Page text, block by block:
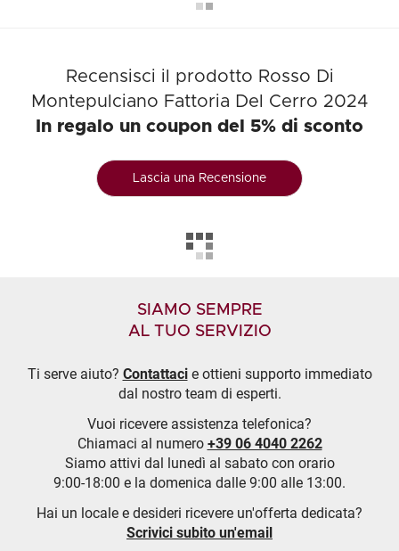
Recensisci il prodotto Rosso Di
Montepulciano Fattoria Del Cerro 2024
In regalo un coupon del 5% di sconto
Lascia una Recensione
SIAMO SEMPRE
AL TUO SERVIZIO
Ti serve aiuto? Contattacie ottieni supporto immediato
dal nostro team di esperti.
Vuoi ricevere assistenza telefonica?
Chiamaci al numero +39 06 4040 2262
Siamo attivi dal lunedì al sabato con orario
9:00-18:00 e la domenica dalle 9:00 alle 13:00.
Hai un locale e desideri ricevere un'offerta dedicata?
Scrivici subito un'email